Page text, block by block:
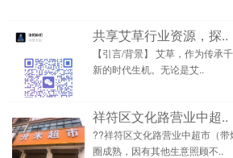
共享艾草行业资源，探..
【引言/背景】 艾草，作为传承
新的时代生机。无论是艾..
祥符区文化路营业中超..
??祥符区文化路营业中超市（
圈成熟，因有其他生意照顾不..